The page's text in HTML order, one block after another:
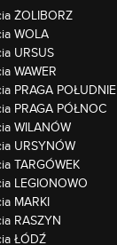
ŻOLIBORZ
WOLA
URSUS
WAWER
PRAGA POŁUDNIE
PRAGA PÓŁNOC
WILANÓW
URSYNÓW
TARGÓWEK
LEGIONOWO
MARKI
RASZYN
ŁÓDŹ